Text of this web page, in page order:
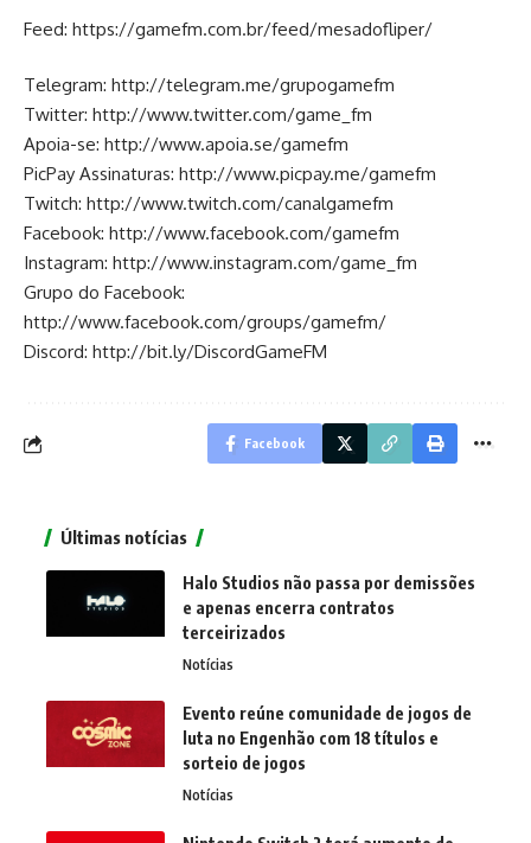
Feed: https://gamefm.com.br/feed/mesadofliper/
Telegram: http://telegram.me/grupogamefm
Twitter: http://www.twitter.com/game_fm
Apoia-se: http://www.apoia.se/gamefm
PicPay Assinaturas: http://www.picpay.me/gamefm
Twitch: http://www.twitch.com/canalgamefm
Facebook: http://www.facebook.com/gamefm
Instagram: http://www.instagram.com/game_fm
Grupo do Facebook:
http://www.facebook.com/groups/gamefm/
Discord: http://bit.ly/DiscordGameFM
Facebook
Últimas notícias
Halo Studios não passa por demissões
e apenas encerra contratos
terceirizados
Notícias
Evento reúne comunidade de jogos de
luta no Engenhão com 18 títulos e
sorteio de jogos
Notícias